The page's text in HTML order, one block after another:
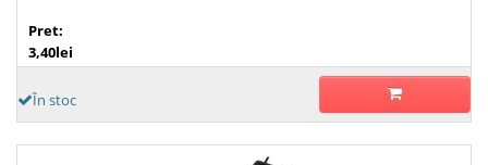
Pret:
3,40lei
În stoc